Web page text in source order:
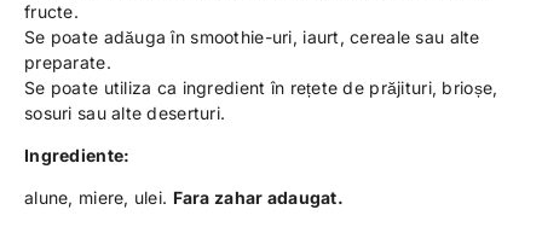
fructe.
Se poate adăuga în smoothie-uri, iaurt, cereale sau alte
preparate.
Se poate utiliza ca ingredient în rețete de prăjituri, brioșe,
sosuri sau alte deserturi.
Ingrediente:
alune, miere, ulei. Fara zahar adaugat.